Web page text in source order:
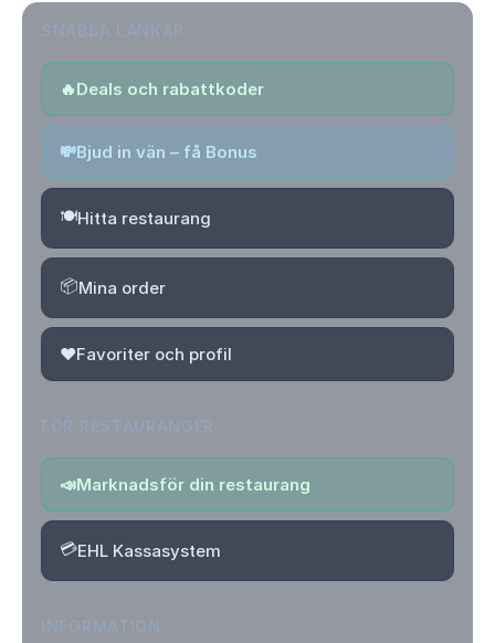
🔥Deals och rabattkoder
💸Bjud in vän – få Bonus
🍽️Hitta restaurang
📦Mina order
❤️Favoriter och profil
📣Marknadsför din restaurang
💳EHL Kassasystem